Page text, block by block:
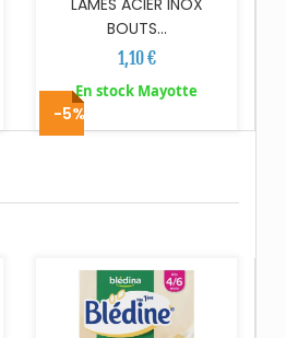
LAMES ACIER INOX
BOUTS...
1,10 €
En stock Mayotte
-5%